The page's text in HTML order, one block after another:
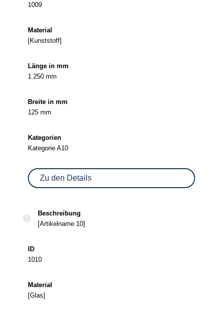
1009
[Kunststoff]
1.250 mm
125 mm
Kategorie A10
Zu den Details
[Artikelname 10]
1010
[Glas]